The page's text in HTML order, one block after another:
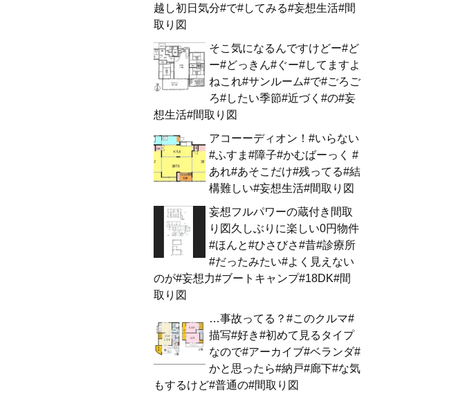
越し初日気分#で#してみる#妄想生活#間
取り図
そこ気になるんですけどー#ど
ー#どっきん#ぐー#してますよ
ねこれ#サンルーム#で#ごろご
ろ#したい季節#近づく#の#妄
想生活#間取り図
アコーーディオン！#いらない
#ふすま#障子#かむばーっく #
あれ#あそこだけ#残ってる#結
構難しい#妄想生活#間取り図
妄想フルパワーの蔵付き間取
り図久しぶりに楽しい0円物件
#ほんと#ひさびさ#昔#診療所
#だったみたい#よく見えない
のが#妄想力#ブートキャンプ#18DK#間
取り図
…事故ってる？#このクルマ#
描写#好き#初めて見るタイプ
なので#アーカイブ#ベランダ#
かと思ったら#納戸#廊下#な気
もするけど#普通の#間取り図